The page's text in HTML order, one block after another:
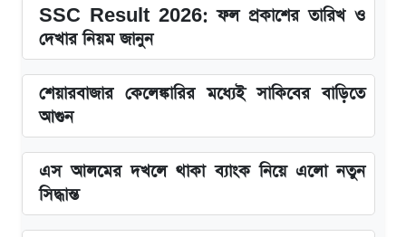
SSC Result 2026: ফল প্রকাশের তারিখ ও
দেখার নিয়ম জানুন
শেয়ারবাজার কেলেঙ্কারির মধ্যেই সাকিবের বাড়িতে
আগুন
এস আলমের দখলে থাকা ব্যাংক নিয়ে এলো নতুন
সিদ্ধান্ত